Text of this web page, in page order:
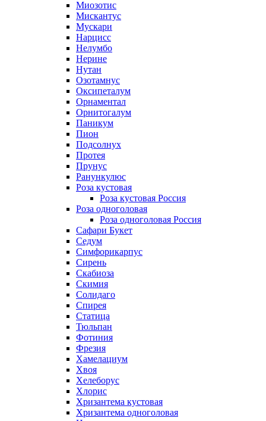
Миозотис
Мискантус
Мускари
Нарцисс
Нелумбо
Нерине
Нутан
Озотамнус
Оксипеталум
Орнаментал
Орнитогалум
Паникум
Пион
Подсолнух
Протея
Прунус
Ранункулюс
Роза кустовая
Роза кустовая Россия
Роза одноголовая
Роза одноголовая Россия
Сафари Букет
Седум
Симфорикарпус
Сирень
Скабиоза
Скимия
Солидаго
Спирея
Статица
Тюльпан
Фотиния
Фрезия
Хамелациум
Хвоя
Хелеборус
Хлорис
Хризантема кустовая
Хризантема одноголовая